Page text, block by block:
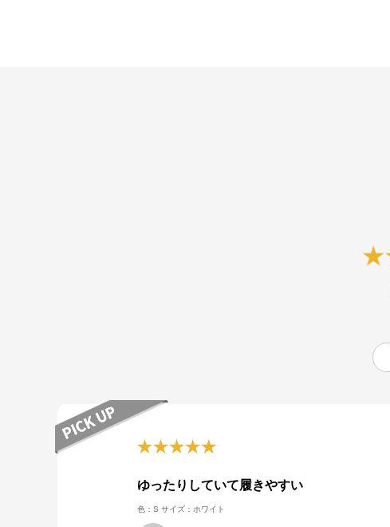
ゆったりしていて履きやすい
色：S サイズ：ホワイト